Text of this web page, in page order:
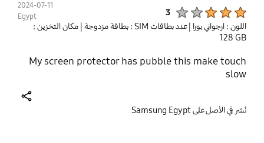
3
2024-07-11
Egypt
اللون : ارجواني بورا | عدد بطاقات SIM : بطاقة مزدوجة
| مكان التخزين :
‎‎128 GB‎‎
My screen protector has pubble this make touch
slow
نُشر في الأصل على Samsung Egypt